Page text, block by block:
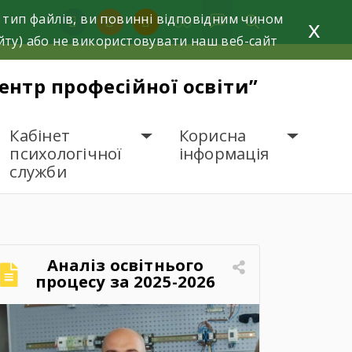
facebookinstagramyoutube
професійної освіти”
Кабінет
психологічної
служби
Корисна
інформація
Аналіз освітнього
процесу за 2025-2026
навчальний рік
файлів, ви повинні відповідним чином
або не використовувати наш веб-сайт
x